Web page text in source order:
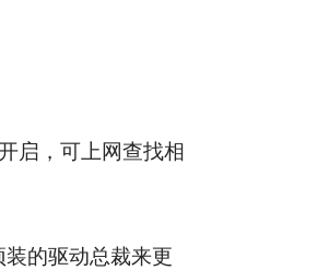
启，可上网查找相
的驱动总裁来更